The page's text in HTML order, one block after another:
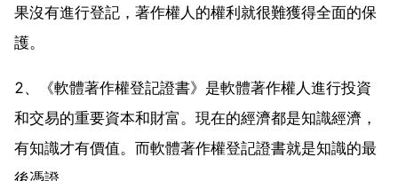
果沒有進行登記，著作權人的權利就很難獲得全面的保
護。
2、《軟體著作權登記證書》是軟體著作權人進行投資
和交易的重要資本和財富。現在的經濟都是知識經濟，
有知識才有價值。而軟體著作權登記證書就是知識的最